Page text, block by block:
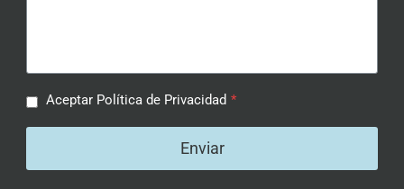
Aceptar Política de Privacidad *
Enviar